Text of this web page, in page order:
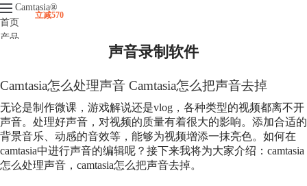
Camtasia®
首页
产品
立减570
服务支持
声音录制软件
Camtasia怎么处理声音 Camtasia怎么把声音去掉
无论是制作微课，游戏解说还是vlog，各种类型的视频都离不开
声音。处理好声音，对视频的质量有着很大的影响。添加合适的
背景音乐、动感的音效等，能够为视频增添一抹亮色。如何在
camtasia中进行声音的编辑呢？接下来我将为大家介绍：camtasia
怎么处理声音，camtasia怎么把声音去掉。